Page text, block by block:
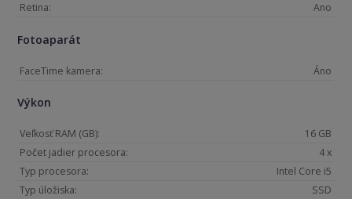
Retina:
Ano
Fotoaparát
FaceTime kamera: Áno
Výkon
Veľkosť RAM (GB):
16 GB
Počet jadier procesora:
4 x
Typ procesora:
Intel Core i5
Typ úložiska:
SSD